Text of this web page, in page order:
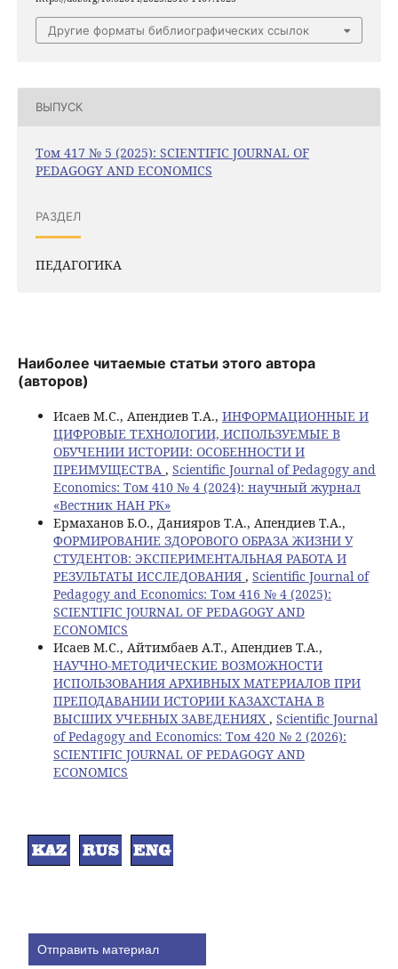
Другие форматы библиографических ссылок
ВЫПУСК
Том 417 № 5 (2025): SCIENTIFIC JOURNAL OF
PEDAGOGY AND ECONOMICS
РАЗДЕЛ
ПЕДАГОГИКА
Наиболее читаемые статьи этого автора
(авторов)
Исаев М.С., Апендиев Т.А., ИНФОРМАЦИОННЫЕ И
ЦИФРОВЫЕ ТЕХНОЛОГИИ, ИСПОЛЬЗУЕМЫЕ В
ОБУЧЕНИИ ИСТОРИИ: ОСОБЕННОСТИ И
ПРЕИМУЩЕСТВА , Scientific Journal of Pedagogy and
Economics: Том 410 № 4 (2024): научный журнал
«Вестник НАН РК»
Ермаханов Б.О., Данияров Т.А., Апендиев Т.А.,
ФОРМИРОВАНИЕ ЗДОРОВОГО ОБРАЗА ЖИЗНИ У
СТУДЕНТОВ: ЭКСПЕРИМЕНТАЛЬНАЯ РАБОТА И
РЕЗУЛЬТАТЫ ИССЛЕДОВАНИЯ , Scientific Journal of
Pedagogy and Economics: Том 416 № 4 (2025):
SCIENTIFIC JOURNAL OF PEDAGOGY AND
ECONOMICS
Исаев М.С., Айтимбаев А.Т., Апендиев Т.А.,
НАУЧНО-МЕТОДИЧЕСКИЕ ВОЗМОЖНОСТИ
ИСПОЛЬЗОВАНИЯ АРХИВНЫХ МАТЕРИАЛОВ ПРИ
ПРЕПОДАВАНИИ ИСТОРИИ КАЗАХСТАНА В
ВЫСШИХ УЧЕБНЫХ ЗАВЕДЕНИЯХ , Scientific Journal
of Pedagogy and Economics: Том 420 № 2 (2026):
SCIENTIFIC JOURNAL OF PEDAGOGY AND
ECONOMICS
Отправить материал